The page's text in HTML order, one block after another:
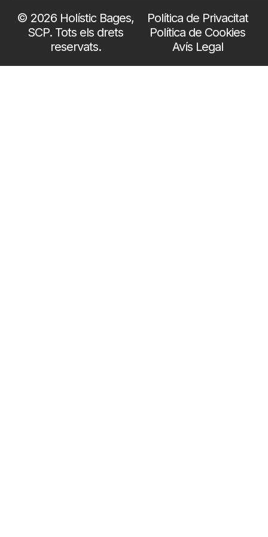
© 2026 Holístic Bages,
SCP. Tots els drets
reservats.
Política de Privacitat
Política de Cookies
Avís Legal